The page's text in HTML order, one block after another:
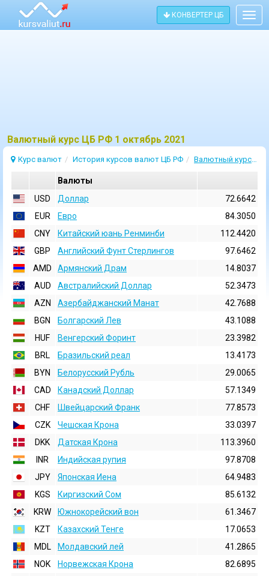
КОНВЕРТЕР ЦБ
Bалютный курс ЦБ РФ 1 октябрь 2021
Курс валют История курсов валют ЦБ РФ Валютный курс 1 Октябрь 2021
Валюты
USD
Доллар
72.6642
EUR
Евро
84.3050
CNY
Китайский юань Ренминби
112.4420
GBP
Английский Фунт Стерлингов
97.6462
AMD
Армянский Драм
14.8037
AUD
Австралийский Доллар
52.3473
AZN
Азербайджанский Манат
42.7688
BGN
Болгарский Лев
43.1088
HUF
Венгерский Форинт
23.3982
BRL
Бразильский реал
13.4173
BYN
Белорусский Рубль
29.0065
CAD
Канадский Доллар
57.1349
CHF
Швейцарский Франк
77.8573
CZK
Чешская Крона
33.0397
DKK
Датская Крона
113.3960
INR
Индийская pупия
97.8708
JPY
Японская Иена
64.9483
KGS
Киргизский Сом
85.6132
KRW
Южнокорейский вон
61.3467
KZT
Казахский Тенге
17.0653
MDL
Молдавский лей
41.2865
NOK
Норвежская Крона
82.6895